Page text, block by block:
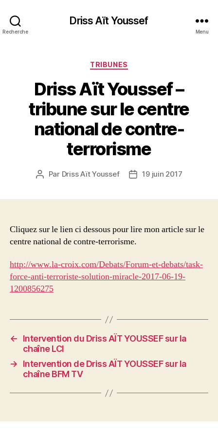
Recherche
Driss Aït Youssef
Menu
Catégories
TRIBUNES
Driss Aït Youssef –
tribune sur le centre
national de contre-
terrorisme
Auteur
Par Driss Aït Youssef
Date19 juin 2017
Cliquez sur le lien ci dessous pour lire mon article sur le
centre national de contre-terrorisme.
http://www.la-croix.com/Debats/Forum-et-debats/task-
force-anti-terroriste-solution-miracle-2017-06-19-
1200856275
←
Intervention du Driss AÏT YOUSSEF sur la
chaîne LCI
→
Intervention de Driss AÏT YOUSSEF sur la
chaîne BFM TV